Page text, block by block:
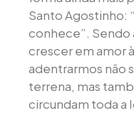
Santo Agostinho:
conhece”. Sendo
crescer em amor
adentrarmos não
terrena, mas
circundam toda a